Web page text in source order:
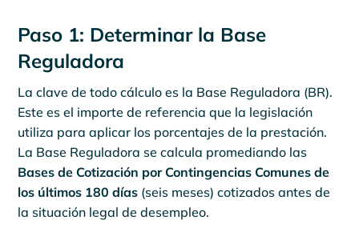
Paso 1: Determinar la Base
Reguladora
La clave de todo cálculo es la Base Reguladora (BR).
Este es el importe de referencia que la legislación
utiliza para aplicar los porcentajes de la prestación.
La Base Reguladora se calcula promediando las
Bases de Cotización por Contingencias Comunes de
los últimos 180 días (seis meses) cotizados antes de
la situación legal de desempleo.